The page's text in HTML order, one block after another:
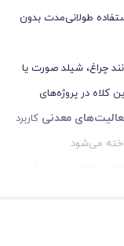
می‌شود.
مقاومت در برابر
جانبی اهمیت
هترمنتضمین‌کننده
استاندارد و ویژگی‌ها
می‌شود.
فول بریمرا بنویسند
شما به عنوان خریدار
به صورت ناشناس نیز